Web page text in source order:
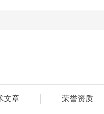
文章 荣誉资质